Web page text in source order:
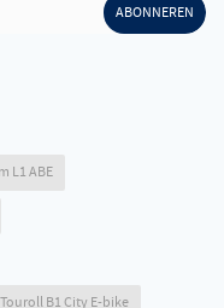
ABONNEREN
L1 ABE
Touroll B1 City E-bike